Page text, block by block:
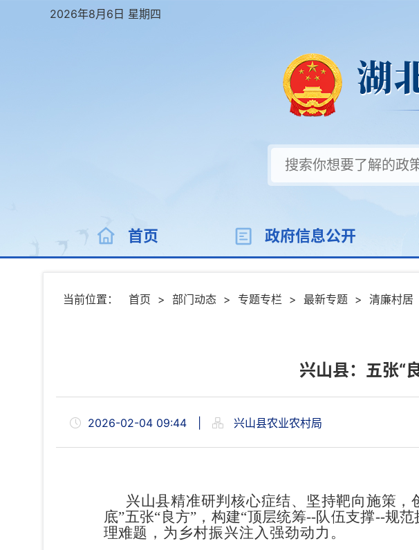
2026年8月6日 星期四
首页 政府信息公开
当前位置： 首页 > 部门动态 > 专题专栏 > 最新专题 > 清廉村居
兴山县：五张“
2026-02-04 09:44 兴山县农业农村局
兴山县精准研判核心症结、坚持靶向施策，
底”五张“良方” ，构建“顶层统筹--队伍支撑--规范
理难题，为乡村振兴注入强劲动力。